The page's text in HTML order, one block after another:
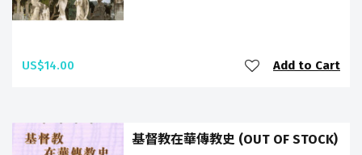
US$14.00 Add to Cart
基督教在華傳教史 (OUT OF STOCK)